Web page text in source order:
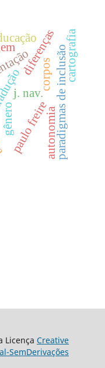
j. nav.
diferenças
corposparadigmas de inclusão
paulo freire
cartografia
gênero autonomia
Licença Creative
SemDerivações